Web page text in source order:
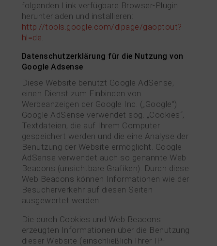
folgenden Link verfügbare Browser-Plugin
herunterladen und installieren:
http://tools.google.com/dlpage/gaoptout?
hl=de.
Datenschutzerklärung für die Nutzung von
Google Adsense
Diese Website benutzt Google AdSense,
einen Dienst zum Einbinden von
Werbeanzeigen der Google Inc. („Google“).
Google AdSense verwendet sog. „Cookies“,
Textdateien, die auf Ihrem Computer
gespeichert werden und die eine Analyse der
Benutzung der Website ermöglicht. Google
AdSense verwendet auch so genannte Web
Beacons (unsichtbare Grafiken). Durch diese
Web Beacons können Informationen wie der
Besucherverkehr auf diesen Seiten
ausgewertet werden.
Die durch Cookies und Web Beacons
erzeugten Informationen über die Benutzung
dieser Website (einschließlich Ihrer IP-